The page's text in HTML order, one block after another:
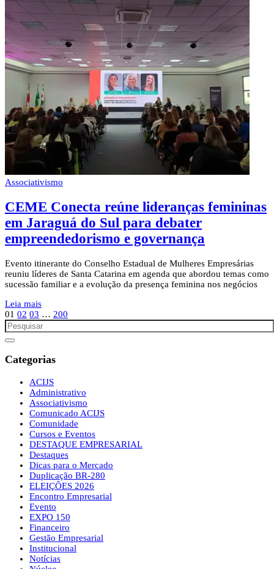
Associativismo
CEME Conecta reúne lideranças femininas
em Jaraguá do Sul para debater
empreendedorismo e governança
Evento itinerante do Conselho Estadual de Mulheres Empresárias
reuniu líderes de Santa Catarina em agenda que abordou temas como
sucessão familiar e a evolução da presença feminina nos negócios
Leia mais
01 02 03 … 200
Categorias
ACIJS
Administrativo
Associativismo
Comunicado ACIJS
Comunidade
Cursos e Eventos
DESTAQUE EMPRESARIAL
Destaques
Dicas para o Mercado
Duplicação BR-280
ELEIÇÕES 2026
Encontro Empresarial
Evento
EXPO 150
Financeiro
Gestão Empresarial
Institucional
Notícias